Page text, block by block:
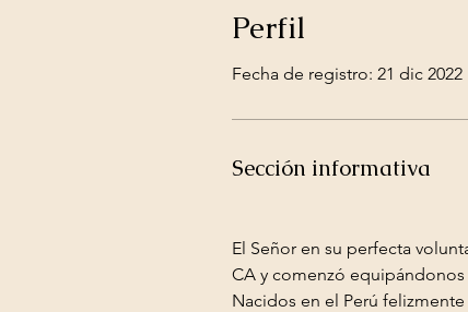
Perfil
Fecha de registro: 21 dic 2022
Sección informativa
El Señor en su perfecta
CA y comenzó
Nacidos en el Perú